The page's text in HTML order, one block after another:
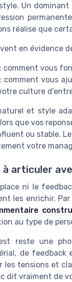
Un
réalise que
en évidence
comment vous
comment vous
culture
et style
que vos
ou stable.
votre
articuler
ni le
les enrichir.
au type de
reste une
de
les tensions et
dit vraiment de